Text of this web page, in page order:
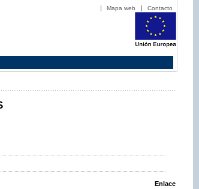
Mapa web Contacto
Enlace